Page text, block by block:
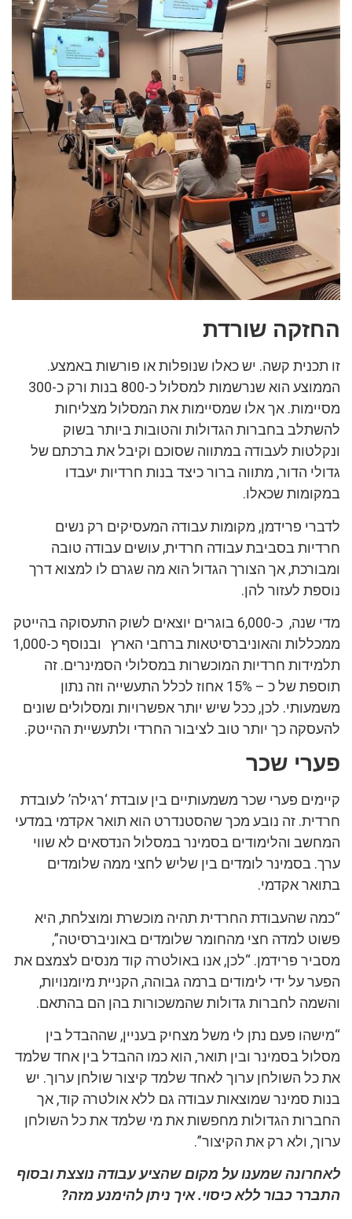
החזקה שורדת
זו תכנית קשה. יש כאלו שנופלות או פורשות באמצע.
הממוצע הוא שנרשמות למסלול כ-800 בנות ורק כ-300
מסיימות. אך אלו שמסיימות את המסלול מצליחות
להשתלב בחברות הגדולות והטובות ביותר בשוק
ונקלטות לעבודה במתווה שסוכם וקיבל את ברכתם של
גדולי הדור, מתווה ברור כיצד בנות חרדיות יעבדו
במקומות שכאלו.
לדברי פרידמן, מקומות עבודה המעסיקים רק נשים
חרדיות בסביבת עבודה חרדית, עושים עבודה טובה
ומבורכת, אך הצורך הגדול הוא מה שגרם לו למצוא דרך
נוספת לעזור להן.
מדי שנה, כ-6,000 בוגרים יוצאים לשוק התעסוקה בהייטק
ממכללות והאוניברסיטאות ברחבי הארץ ובנוסף כ-1,000
תלמידות חרדיות המוכשרות במסלולי הסמינרים. זה
תוספת של כ – 15% אחוז לכלל התעשייה וזה נתון
משמעותי. לכן, ככל שיש יותר אפשרויות ומסלולים שונים
להעסקה כך יותר טוב לציבור החרדי ולתעשיית ההייטק.
פערי שכר
קיימים פערי שכר משמעותיים בין עובדת ‘רגילה’ לעובדת
חרדית. זה נובע מכך שהסטנדרט הוא תואר אקדמי במדעי
המחשב והלימודים בסמינר במסלול הנדסאים לא שווי
ערך. בסמינר לומדים בין שליש לחצי ממה שלומדים
בתואר אקדמי.
“כמה שהעבודת החרדית תהיה מוכשרת ומוצלחת, היא
פשוט למדה חצי מהחומר שלומדים באוניברסיטה”,
מסביר פרידמן. “לכן, אנו באולטרה קוד מנסים לצמצם את
הפער על ידי לימודים ברמה גבוהה, הקניית מיומנויות,
והשמה לחברות גדולות שהמשכורות בהן הם בהתאם.
“מישהו פעם נתן לי משל מצחיק בעניין, שההבדל בין
מסלול בסמינר ובין תואר, הוא כמו ההבדל בין אחד שלמד
את כל השולחן ערוך לאחד שלמד קיצור שולחן ערוך. יש
בנות סמינר שמוצאות עבודה גם ללא אולטרה קוד, אך
החברות הגדולות מחפשות את מי שלמד את כל השולחן
ערוך, ולא רק את הקיצור”.
לאחרונה שמענו על מקום שהציע עבודה נוצצת ובסוף
התברר כבור ללא כיסוי. איך ניתן להימנע מזה?